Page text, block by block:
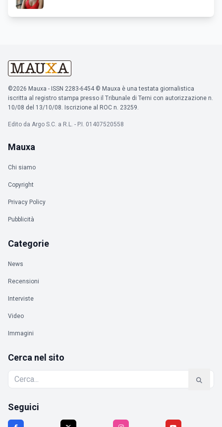
©2026 Mauxa - ISSN 2283-6454 © Mauxa è una testata giornalistica
iscritta al registro stampa presso il Tribunale di Terni con autorizzazione n.
10/08 del 13/10/08. Iscrizione al ROC n. 23259.
Edito da Argo S.C. a R.L. - P.I. 01407520558
Mauxa
Chi siamo
Copyright
Privacy Policy
Pubblicità
Categorie
News
Recensioni
Interviste
Video
Immagini
Cerca nel sito
Seguici